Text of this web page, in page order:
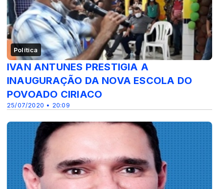
Política
25/07/2020 • 20:09
IVAN ANTUNES PRESTIGIA A
INAUGURAÇÃO DA NOVA ESCOLA DO
POVOADO CIRIACO